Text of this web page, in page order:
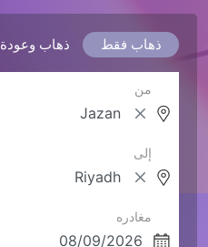
ذهاب فقط ذهاب وعودة
من
إلى
مغادره